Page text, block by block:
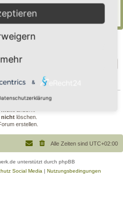
«Mo 5. Jan 2026, 17:42
Forum erstellen.
Forum erstellen.
nicht löschen.
erstellen.
Alle Zeiten sind UTC+02:00
unterstützt durch phpBB
Social Media | Nutzungsbedingungen
mehr
&